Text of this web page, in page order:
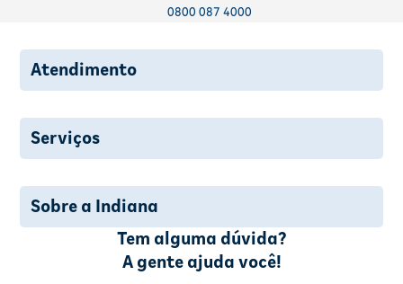
0800 087 4000
Atendimento
Serviços
Sobre a Indiana
Tem alguma dúvida?
A gente ajuda você!